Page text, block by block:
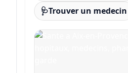
🩺Trouver un medecin